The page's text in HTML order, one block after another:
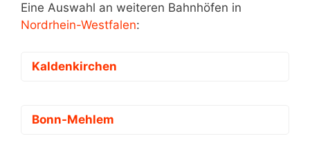
Eine Auswahl an weiteren Bahnhöfen in
Nordrhein-Westfalen:
Kaldenkirchen
Bonn-Mehlem